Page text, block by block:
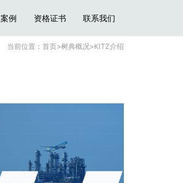
例 资格证书 联系我们
当前位置： 首页>树典概况>KITZ介绍